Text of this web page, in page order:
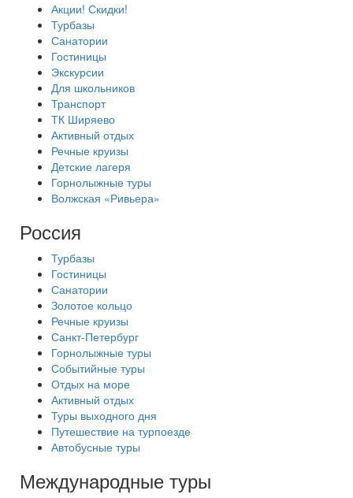
Акции! Скидки!
Турбазы
Санатории
Гостиницы
Экскурсии
Для школьников
Транспорт
ТК Ширяево
Активный отдых
Речные круизы
Детские лагеря
Горнолыжные туры
Волжская «Ривьера»
Россия
Турбазы
Гостиницы
Санатории
Золотое кольцо
Речные круизы
Санкт-Петербург
Горнолыжные туры
Событийные туры
Отдых на море
Активный отдых
Туры выходного дня
Путешествие на турпоезде
Автобусные туры
Международные туры